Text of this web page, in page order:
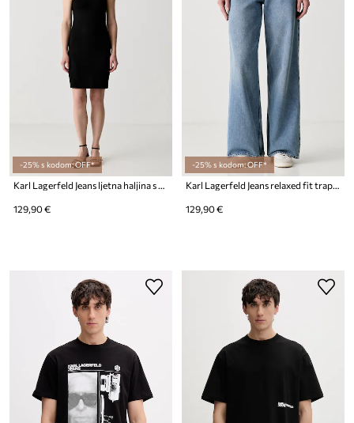
-25% s kodom: OFF*
Karl Lagerfeld Jeans ljetna haljina s viskozom
129,90 €
-25% s kodom: OFF*
Karl Lagerfeld Jeans relaxed fit traperice za žene
129,90 €